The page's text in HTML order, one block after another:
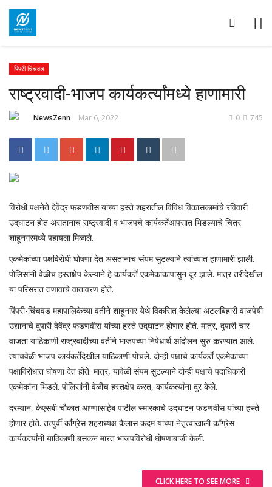
पिंपरी चिंचवड
राष्ट्रवादी-भाजप कार्यकर्त्यांमध्ये हाणामारी
NewsZenn Mar 6, 2022 745
0
विरोधी पक्षनेते देवेंद्र फडणवीस यांच्या हस्ते शहरातील विविध विकासकामांचे रविवारी
उद्‌घाटन होत असतानाच राष्ट्रवादी व भाजपचे कार्यकर्तेआपसात भिडल्याचे चित्र
शाहूनगरमध्ये पहायला मिळाले.
एकमेकांच्या पक्षविरोधी घोषणा देत असतानाच संयम सुटल्याने त्यांच्यात हाणामारी झाली.
पोलिसांनी वेळीच हस्तक्षेप केल्याने हे कार्यकर्ते एकमेकांकापासुन दूर झाले. मात्र तरीदेखील
या परिसरात तणावाचे वातावरण होते.
पिंपरी-चिंचवड महापालिकेच्या वतीने शाहूनगर येथे विकसित केलेल्या अटलबिहारी वाजपेयी
उद्यानाचे दुपारी देवेंद्र फडणवीस यांच्या हस्ते उद्‌घाटन होणार होते. मात्र, दुपारी चार
वाजता याठिकाणी राष्ट्रवादीच्या वतीने भाजपच्या निषेधार्थ आंदोलन सुरु करण्यात आले.
त्याचवेळी भाजप कार्यकर्तेदेखील याठिकाणी पोचले. दोन्ही पक्षाचे कार्यकर्ते एकमेकांच्या
पक्षाविरोधात घोषणा देत होते. मात्र, यावेळी संयम सुटल्याने दोन्ही पक्षाचे पदाधिकारी
एकमेकांना भिडले. पोलिसांनी वेळीच हस्तक्षेप करत, कार्यकर्त्यांना दुर केले.
दरम्यान, केएसबी चौकात आण्णासाहेब पाटील स्मारकाचे उद्‌घाटन फडणवीस यांच्या हस्ते
होणार होते. तत्पुर्वी कॉंग्रेस शहराध्यक्ष कैलास कदम यांच्या नेतृत्वाखाली कॉंग्रेस
कार्यकर्त्यांनी याठिकाणी बसकन मारत भाजपविरोधी घोषणाबाजी केली.
CLICK HERE TO SEE MORE